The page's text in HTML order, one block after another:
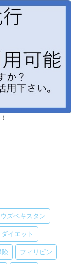
ウズベキスタン
ダイエット
険 フィリピン